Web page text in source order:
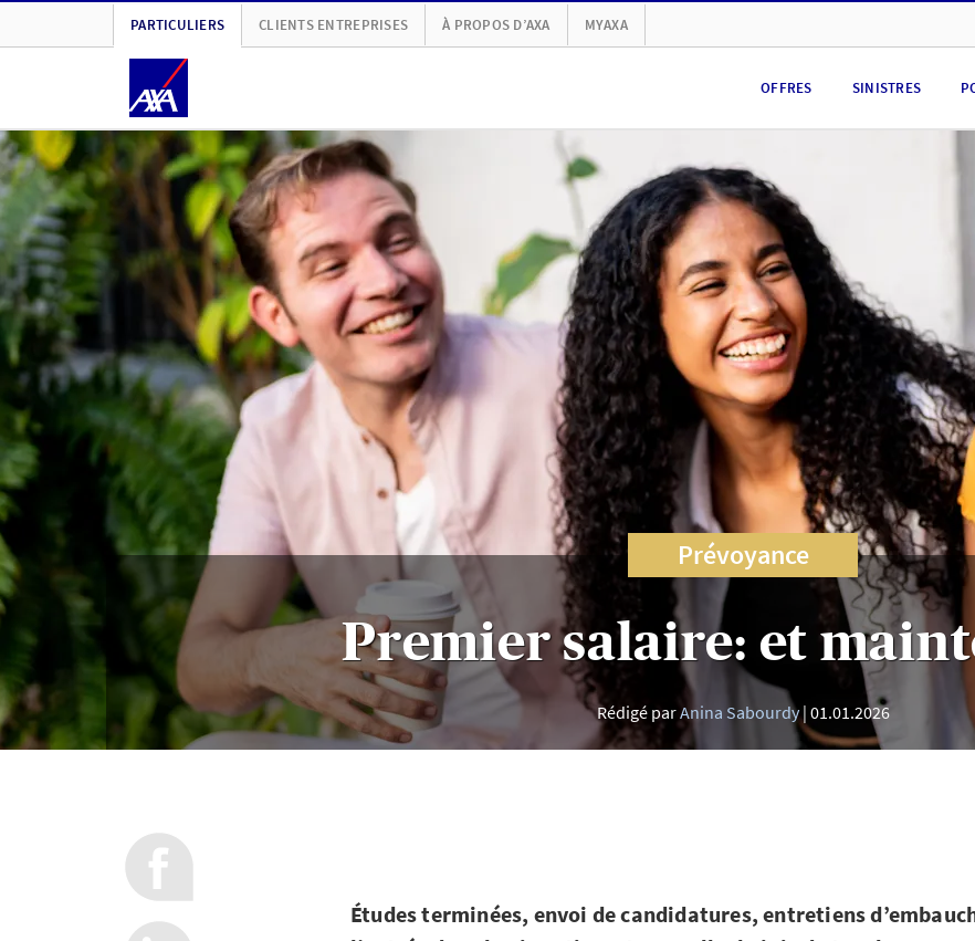
PARTICULIERS CLIENTS ENTREPRISES À PROPOS D’AXA MYAXA
OFFRES SINISTRES
Prévoyance
Premier salaire: et
Rédigé parAnina Sabourdy 01.01.2026
Études terminées, envoi de candidatures, entretiens